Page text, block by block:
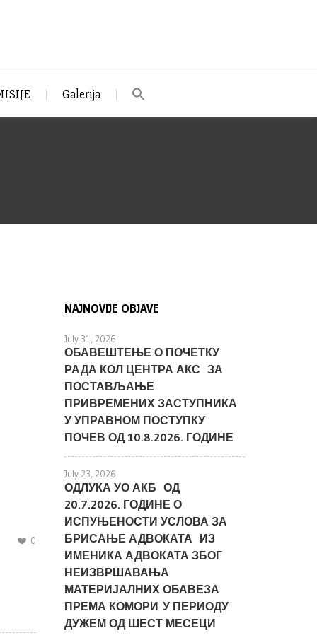
Galerija
0
NAJNOVIJE OBJAVE
July 31, 2026
ОБАВЕШТЕЊЕ О ПОЧЕТКУ
РАДА КОЛ ЦЕНТРА АКС ЗА
ПОСТАВЉАЊЕ
ПРИВРЕМЕНИХ ЗАСТУПНИКА
У УПРАВНОМ ПОСТУПКУ
ПОЧЕВ ОД 10.8.2026. ГОДИНЕ
July 23, 2026
ОДЛУКА УО АКБ ОД
20.7.2026. ГОДИНЕ О
ИСПУЊЕНОСТИ УСЛОВА ЗА
БРИСАЊЕ АДВОКАТА ИЗ
ИМЕНИКА АДВОКАТА ЗБОГ
НЕИЗВРШАВАЊА
МАТЕРИЈАЛНИХ ОБАВЕЗА
ПРЕМА КОМОРИ У ПЕРИОДУ
ДУЖЕМ ОД ШЕСТ МЕСЕЦИ